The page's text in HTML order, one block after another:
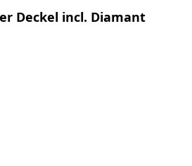
Deckel incl. Diamant